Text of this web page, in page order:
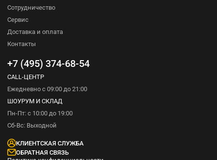
Сотрудничество
Сервис
Доставка и оплата
Контакты
+7 (495) 374-68-54
CALL-ЦЕНТР
Ежедневно с 09:00 до 21:00
ШОУРУМ И СКЛАД
Пн-Пт: с 10:00 до 19:00
Сб-Вс: Выходной
КЛИЕНТСКАЯ СЛУЖБА
ОБРАТНАЯ СВЯЗЬ